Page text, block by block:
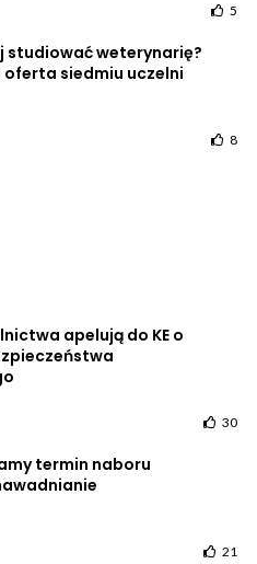
5
studiować weterynarię?
oferta siedmiu uczelni
8
apelują do KE o
30
termin naboru
21